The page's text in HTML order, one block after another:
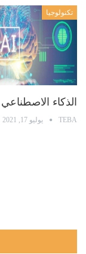
تكنولوجيا
الذكاء
TEBA يوليو 17, 2021